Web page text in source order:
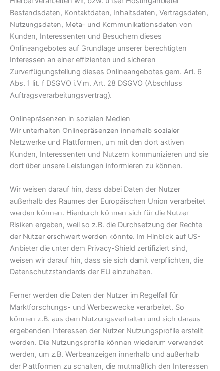
Bestandsdaten, Kontaktdaten, Inhaltsdaten, Vertragsdaten,
Nutzungsdaten, Meta- und Kommunikationsdaten von
Kunden, Interessenten und Besuchern dieses
Onlineangebotes auf Grundlage unserer berechtigten
Interessen an einer effizienten und sicheren
Zurverfügungstellung dieses Onlineangebotes gem. Art. 6
Abs. 1 lit. f DSGVO i.V.m. Art. 28 DSGVO (Abschluss
Auftragsverarbeitungsvertrag).
Onlinepräsenzen in sozialen Medien
Wir unterhalten Onlinepräsenzen innerhalb sozialer
Netzwerke und Plattformen, um mit den dort aktiven
Kunden, Interessenten und Nutzern kommunizieren und sie
dort über unsere Leistungen informieren zu können.
Wir weisen darauf hin, dass dabei Daten der Nutzer
außerhalb des Raumes der Europäischen Union verarbeitet
werden können. Hierdurch können sich für die Nutzer
Risiken ergeben, weil so z.B. die Durchsetzung der Rechte
der Nutzer erschwert werden könnte. Im Hinblick auf US-
Anbieter die unter dem Privacy-Shield zertifiziert sind,
weisen wir darauf hin, dass sie sich damit verpflichten, die
Datenschutzstandards der EU einzuhalten.
Ferner werden die Daten der Nutzer im Regelfall für
Marktforschungs- und Werbezwecke verarbeitet. So
können z.B. aus dem Nutzungsverhalten und sich daraus
ergebenden Interessen der Nutzer Nutzungsprofile erstellt
werden. Die Nutzungsprofile können wiederum verwendet
werden, um z.B. Werbeanzeigen innerhalb und außerhalb
der Plattformen zu schalten, die mutmaßlich den Interessen